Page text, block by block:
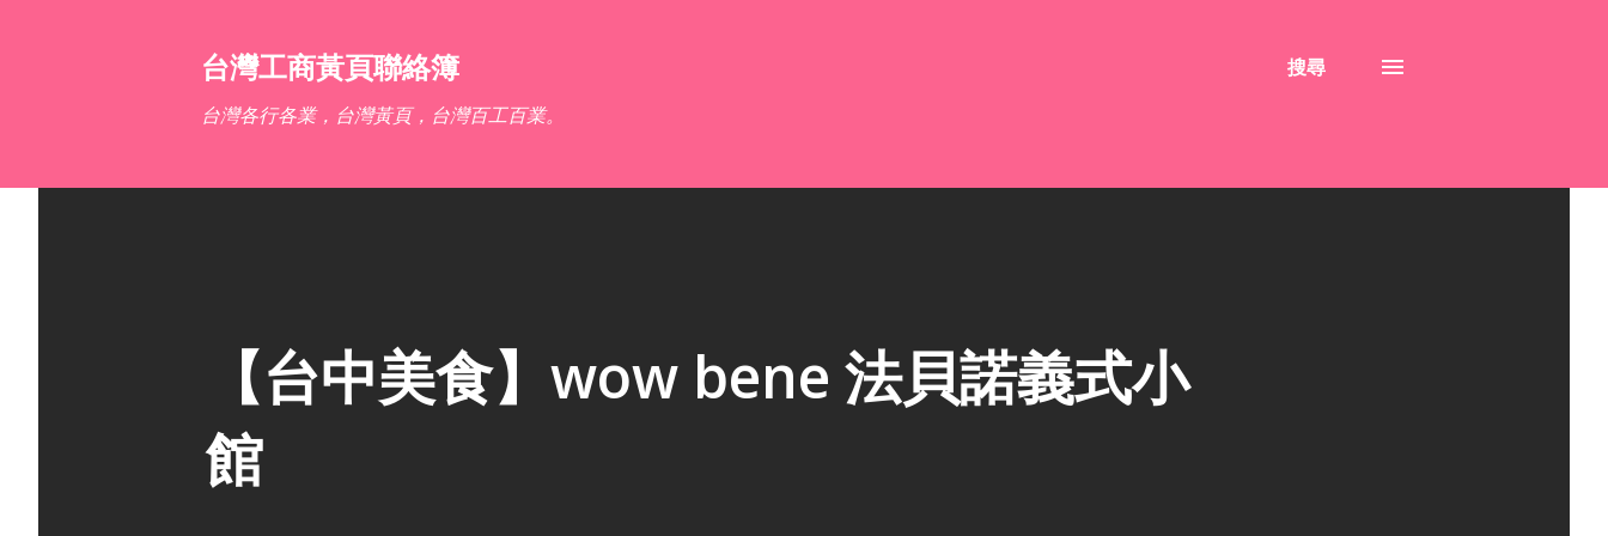
台灣工商黃頁聯絡簿
台灣各行各業，台灣黃頁，台灣百工百業。
搜尋
【台中美食】wow bene 法貝諾義式小
館